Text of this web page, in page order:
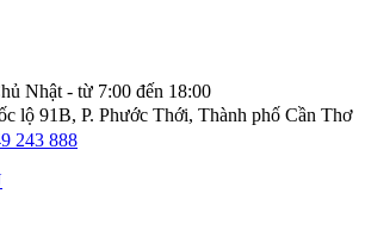
Nhật - từ 7:00 đến 18:00
lộ 91B, P. Phước Thới, Thành phố Cần Thơ
243 888